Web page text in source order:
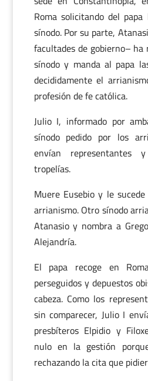
Roma solicitando del
sínodo. Por su parte,
facultades de gobierno–
sínodo y manda al papa
decididamente el
profesión de fe católica.
Julio I, informado por
sínodo pedido por los
envían representantes
tropelías.
Muere Eusebio y le
arrianismo. Otro sínodo
Atanasio y nombra a
Alejandría.
El papa recoge en
perseguidos y depuestos
cabeza. Como los
sin comparecer, Julio I
presbíteros Elpidio y
nulo en la gestión
rechazando la cita que